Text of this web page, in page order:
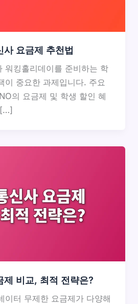
사 요금제 추천법
워킹홀리데이를 준비하는 학
이 중요한 과제입니다. 주요
의 요금제 및 학생 할인 혜
[…]
제 비교, 최적 전략은?
이터 무제한 요금제가 다양해